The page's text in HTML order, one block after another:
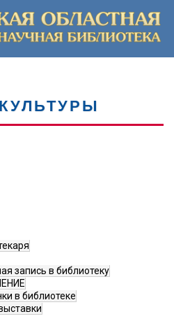
запись в библиотеку
в библиотеке